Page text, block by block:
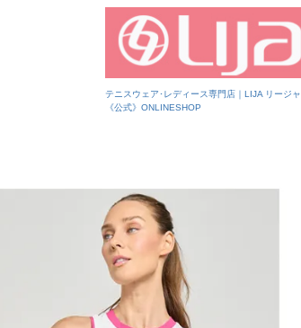
テニスウェア･レディース専門店｜LIJA リージャ
《公式》ONLINESHOP